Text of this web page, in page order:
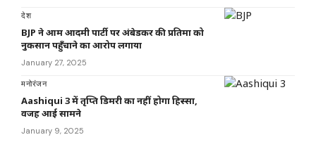
देश
BJP ने आम आदमी पार्टी पर अंबेडकर की प्रतिमा को
नुकसान पहुँचाने का आरोप लगाया
January 27, 2025
मनोरंजन
Aashiqui 3 में तृप्ति डिमरी का नहीं होगा हिस्सा,
वजह आई सामने
January 9, 2025